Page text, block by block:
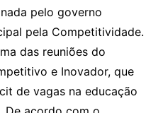
pelo governo
pela Competitividade.
das reuniões do
e Inovador, que
de vagas na educação